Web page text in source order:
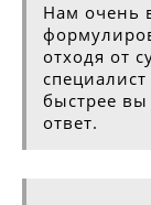
Нам очень
отходя от
быстрее
ответ.